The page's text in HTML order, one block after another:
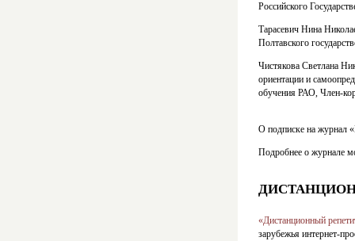
Российского
Тарасевич Нина
Полтавского
Чистякова Светлана
ориентации и
обучения РАО, Член-
О подписке на журнал
Подробнее о журнале
«Дистанционный
зарубежья интернет-